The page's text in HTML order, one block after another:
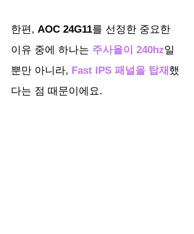
한편, AOC 24G11를 선정한 중요한
이유 중에 하나는 주사율이 240hz일
뿐만 아니라, Fast IPS 패널을 탑재 했
다는 점 때문이에요.